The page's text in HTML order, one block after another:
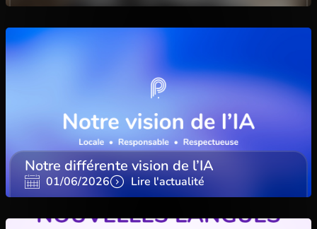
Notre différente vision de l’IA
01/06/2026 Lire l'actualité